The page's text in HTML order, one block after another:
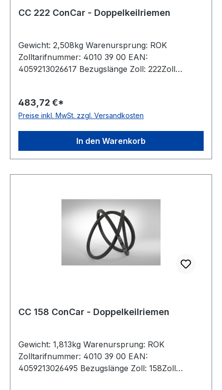
CC 222 ConCar - Doppelkeilriemen
Gewicht: 2,508kg Warenursprung: ROK
Zolltarifnummer: 4010 39 00 EAN:
4059213026617 Bezugslänge Zoll: 222Zoll
ummantelt antistatisch: ja Norm: DIN 7722
Breite: 22mm Höhe: 17mm Material: Neoprene
483,72 €*
Preise inkl. MwSt. zzgl. Versandkosten
In den Warenkorb
CC 158 ConCar - Doppelkeilriemen
Gewicht: 1,813kg Warenursprung: ROK
Zolltarifnummer: 4010 39 00 EAN:
4059213026495 Bezugslänge Zoll: 158Zoll